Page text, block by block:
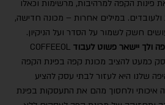
פינות הקפה למרהיבות, מרשימות וכאלו
במילים אחרות – מכונה חדישה,
חשק לשמור על הסדר ועל הניקיון.
COFFEEOL
כמעט להציב מכונת קפה בפינת הקפה
שלנו היא לעזור לבתי עסק להציע
איכותי ולחסוך מהם את התעסקות בפינת